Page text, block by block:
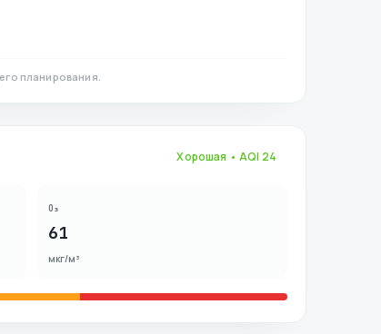
планирования.
Хорошая • AQI 24
O₃
61
мкг/м³